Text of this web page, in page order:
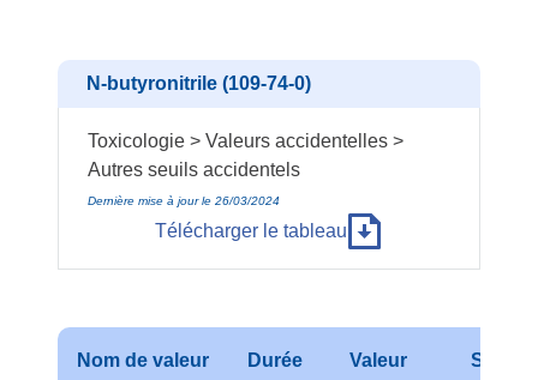
N-butyronitrile (109-74-0)
Toxicologie > Valeurs accidentelles >
Autres seuils accidentels
Dernière mise à jour le 26/03/2024
Télécharger le tableau
Nom de valeur Durée Valeur Source